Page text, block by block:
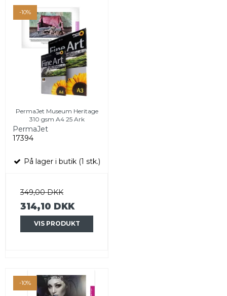
-10%
PermaJet Museum Heritage
310 gsm A4 25 Ark
PermaJet
17394
På lager i butik (1 stk.)
349,00 DKK
314,10 DKK
VIS PRODUKT
-10%